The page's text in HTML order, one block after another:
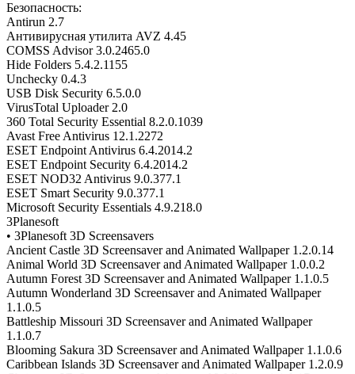
Безопасность:
Antirun 2.7
Антивирусная утилита AVZ 4.45
COMSS Advisor 3.0.2465.0
Hide Folders 5.4.2.1155
Unchecky 0.4.3
USB Disk Security 6.5.0.0
VirusTotal Uploader 2.0
360 Total Security Essential 8.2.0.1039
Avast Free Antivirus 12.1.2272
ESET Endpoint Antivirus 6.4.2014.2
ESET Endpoint Security 6.4.2014.2
ESET NOD32 Antivirus 9.0.377.1
ESET Smart Security 9.0.377.1
Microsoft Security Essentials 4.9.218.0
3Planesoft
• 3Planesoft 3D Screensavers
Ancient Castle 3D Screensaver and Animated Wallpaper 1.2.0.14
Animal World 3D Screensaver and Animated Wallpaper 1.0.0.2
Autumn Forest 3D Screensaver and Animated Wallpaper 1.1.0.5
Autumn Wonderland 3D Screensaver and Animated Wallpaper
1.1.0.5
Battleship Missouri 3D Screensaver and Animated Wallpaper
1.1.0.7
Blooming Sakura 3D Screensaver and Animated Wallpaper 1.1.0.6
Caribbean Islands 3D Screensaver and Animated Wallpaper 1.2.0.9